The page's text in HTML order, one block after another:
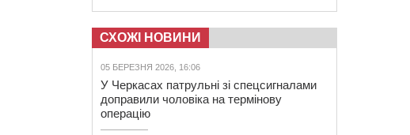
СХОЖІ НОВИНИ
05 БЕРЕЗНЯ 2026, 16:06
У Черкасах патрульні зі спецсигналами
доправили чоловіка на термінову
операцію